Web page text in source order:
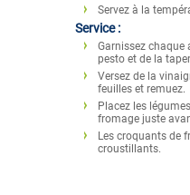
Servez à la
Service :
Garnissez chaque
pesto et de la
Versez de la
feuilles et remuez.
Placez les
fromage juste
Les croquants de
croustillants.